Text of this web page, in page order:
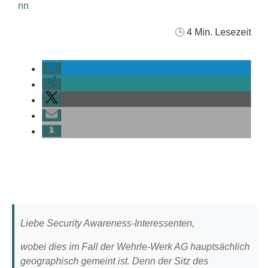
🕒 4 Min. Lesezeit
Liebe Security Awareness-Interessenten,
wobei dies im Fall der Wehrle-Werk AG hauptsächlich
geographisch gemeint ist. Denn der Sitz des